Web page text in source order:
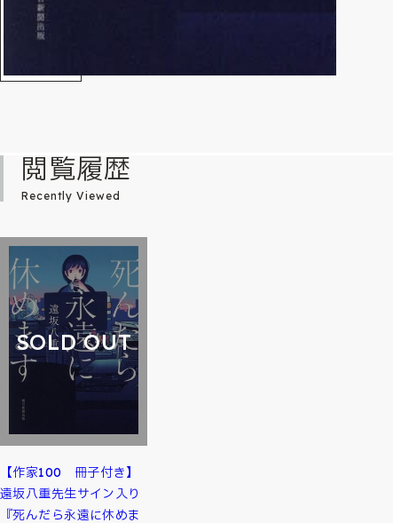
閲覧履歴
Recently Viewed
SOLD OUT
【作家100 冊子付き】
遠坂八重先生サイン入り
『死んだら永遠に休めま